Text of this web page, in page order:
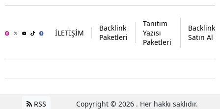
İLETİŞİM
Backlink
Paketleri
Tanıtım
Yazısı
Paketleri
Backlink
Satın Al
RSS Copyright © 2026 . Her hakkı saklıdır.